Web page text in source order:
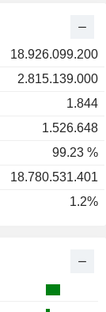
18.926.099.200
2.815.139.000
1.844
1.526.648
99.23 %
18.780.531.401
1.2%